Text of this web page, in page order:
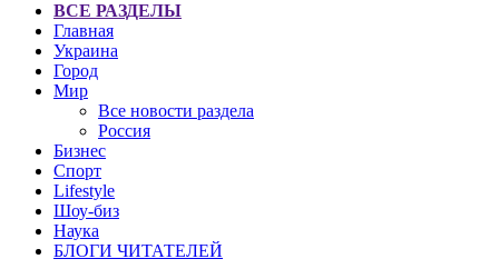
ВСЕ РАЗДЕЛЫ
Главная
Украина
Город
Мир
Все новости раздела
Россия
Бизнес
Спорт
Lifestyle
Шоу-биз
Наука
БЛОГИ ЧИТАТЕЛЕЙ